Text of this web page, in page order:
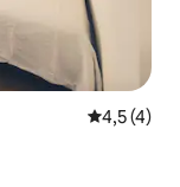
prosječna
4,5 (4)